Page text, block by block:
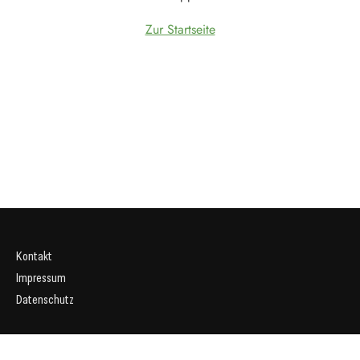
Zur Startseite
Kontakt
Impressum
Datenschutz